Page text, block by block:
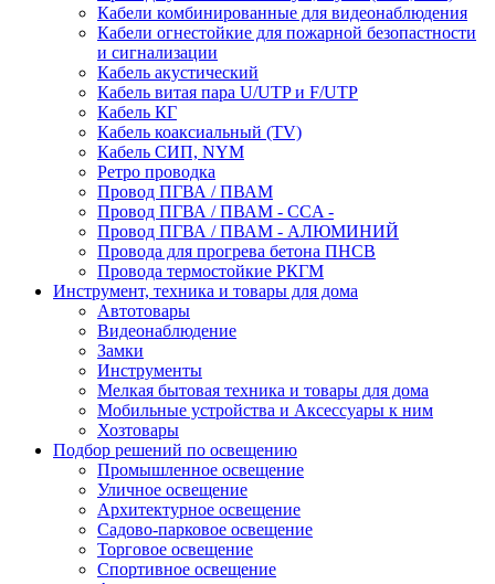
Кабели комбинированные для видеонаблюдения
Кабели огнестойкие для пожарной безопастности
и сигнализации
Кабель акустический
Кабель витая пара U/UTP и F/UTP
Кабель КГ
Кабель коаксиальный (TV)
Кабель СИП, NYM
Ретро проводка
Провод ПГВА / ПВАМ
Провод ПГВА / ПВАМ - CCA -
Провод ПГВА / ПВАМ - АЛЮМИНИЙ
Провода для прогрева бетона ПНСВ
Провода термостойкие РКГМ
Инструмент, техника и товары для дома
Автотовары
Видеонаблюдение
Замки
Инструменты
Мелкая бытовая техника и товары для дома
Мобильные устройства и Аксессуары к ним
Хозтовары
Подбор решений по освещению
Промышленное освещение
Уличное освещение
Архитектурное освещение
Садово-парковое освещение
Торговое освещение
Спортивное освещение